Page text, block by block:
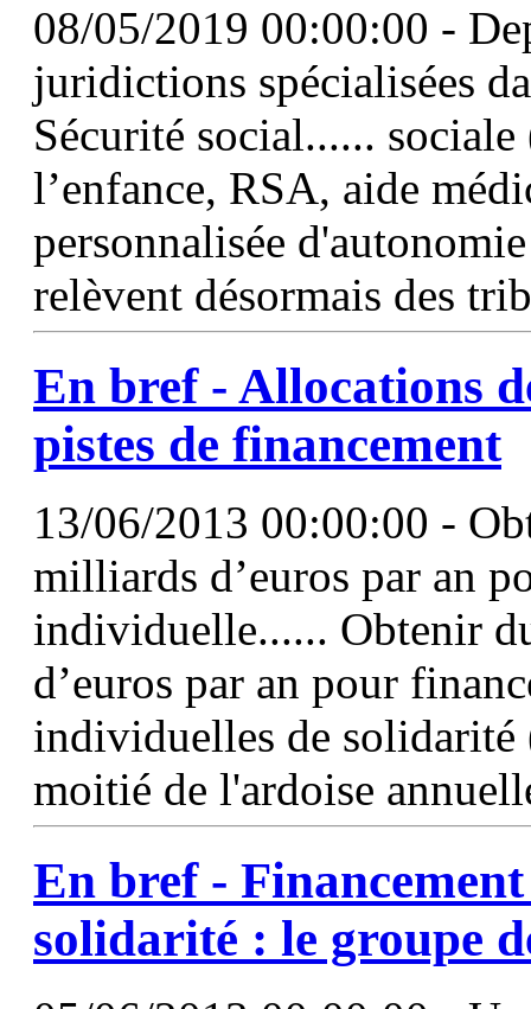
08/05/2019 00:00:00 -
juridictions spécialisées
Sécurité social...... sociale
l’enfance, RSA, aide
personnalisée
relèvent désormais des
En bref - Allocations
pistes de financement
13/06/2013 00:00:00 -
milliards d’euros par an
individuelle...... Obtenir
d’euros par an pour
individuelles de solidarité
moitié de l'ardoise
En bref -
solidarité : le groupe